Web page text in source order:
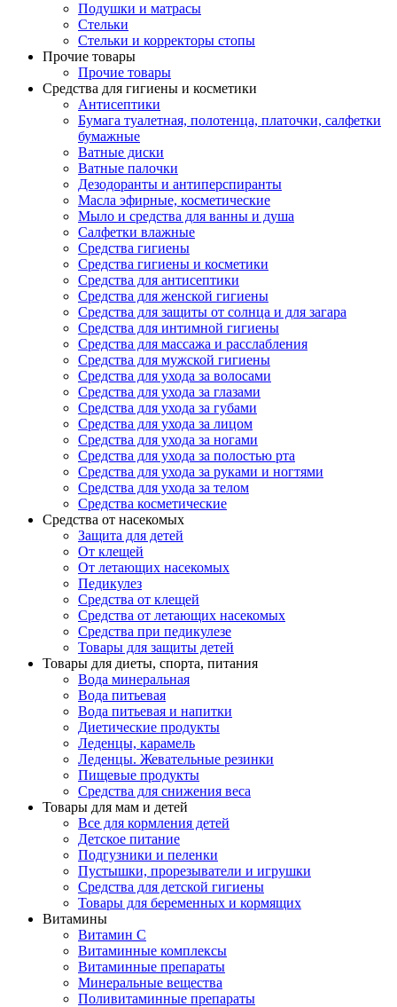
Подушки и матрасы
Стельки
Стельки и корректоры стопы
Прочие товары
Прочие товары
Средства для гигиены и косметики
Антисептики
Бумага туалетная, полотенца, платочки, салфетки
бумажные
Ватные диски
Ватные палочки
Дезодоранты и антиперспиранты
Масла эфирные, косметические
Мыло и средства для ванны и душа
Салфетки влажные
Средства гигиены
Средства гигиены и косметики
Средства для антисептики
Средства для женской гигиены
Средства для защиты от солнца и для загара
Средства для интимной гигиены
Средства для массажа и расслабления
Средства для мужской гигиены
Средства для ухода за волосами
Средства для ухода за глазами
Средства для ухода за губами
Средства для ухода за лицом
Средства для ухода за ногами
Средства для ухода за полостью рта
Средства для ухода за руками и ногтями
Средства для ухода за телом
Средства косметические
Средства от насекомых
Защита для детей
От клещей
От летающих насекомых
Педикулез
Средства от клещей
Средства от летающих насекомых
Средства при педикулезе
Товары для защиты детей
Товары для диеты, спорта, питания
Вода минеральная
Вода питьевая
Вода питьевая и напитки
Диетические продукты
Леденцы, карамель
Леденцы. Жевательные резинки
Пищевые продукты
Средства для снижения веса
Товары для мам и детей
Все для кормления детей
Детское питание
Подгузники и пеленки
Пустышки, прорезыватели и игрушки
Средства для детской гигиены
Товары для беременных и кормящих
Витамины
Витамин С
Витаминные комплексы
Витаминные препараты
Минеральные вещества
Поливитаминные препараты